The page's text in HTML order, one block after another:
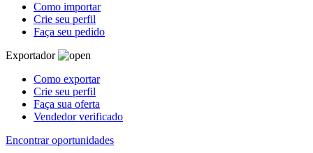
Como importar
Crie seu perfil
Faça seu pedido
Exportador
Como exportar
Crie seu perfil
Faça sua oferta
Vendedor verificado
Encontrar oportunidades